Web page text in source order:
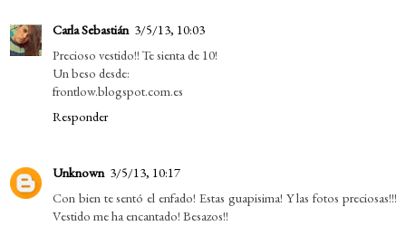
Carla Sebastián 3/5/13, 10:03
Precioso vestido!! Te sienta de 10!
Un beso desde:
frontlow.blogspot.com.es
Responder
Unknown 3/5/13, 10:17
Con bien te sentó el enfado! Estas guapisima! Y las fotos preciosas!!!
Vestido me ha encantado! Besazos!!